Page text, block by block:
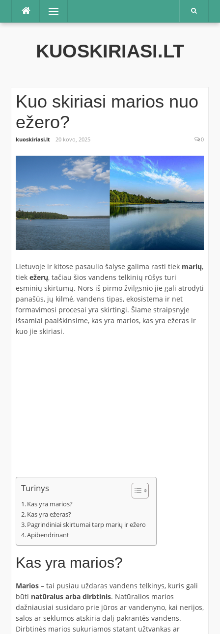
Praleisti
Meniu
KUOSKIRIASI.LT
Kuo skiriasi marios nuo
ežero?
kuoskiriasi.lt 20 kovo, 2025 0
Lietuvoje ir kitose pasaulio šalyse galima rasti tiek marių,
tiek ežerų, tačiau šios vandens telkinių rūšys turi
esminių skirtumų. Nors iš pirmo žvilgsnio jie gali atrodyti
panašūs, jų kilmė, vandens tipas, ekosistema ir net
formavimosi procesai yra skirtingi. Šiame straipsnyje
išsamiai paaiškinsime, kas yra marios, kas yra ežeras ir
kuo jie skiriasi.
Turinys
Kas yra marios?
Kas yra ežeras?
Pagrindiniai skirtumai tarp marių ir ežero
Apibendrinant
Kas yra marios?
Marios– tai pusiau uždaras vandens telkinys, kuris gali
būti natūralus arba dirbtinis. Natūralios marios
dažniausiai susidaro prie jūros ar vandenyno, kai nerijos,
salos ar seklumos atskiria dalį pakrantės vandens.
Dirbtinės marios sukuriamos statant užtvankas ar